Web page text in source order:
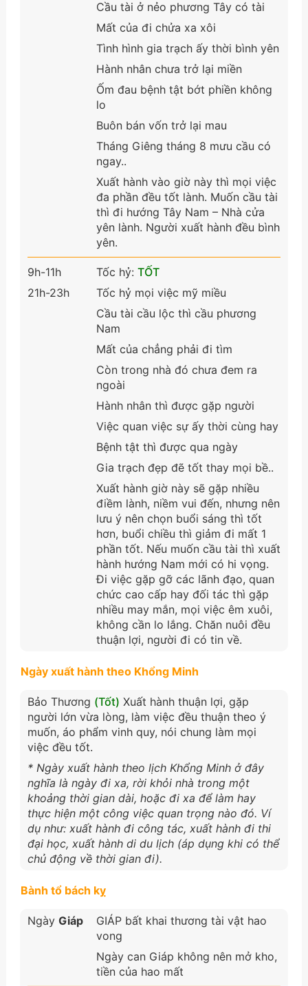
Cầu tài ở nẻo phương Tây có tài
Mất của đi chửa xa xôi
Tình hình gia trạch ấy thời bình yên
Hành nhân chưa trở lại miền
Ốm đau bệnh tật bớt phiền không
lo
Buôn bán vốn trở lại mau
Tháng Giêng tháng 8 mưu cầu có
ngay..
Xuất hành vào giờ này thì mọi việc
đa phần đều tốt lành. Muốn cầu tài
thì đi hướng Tây Nam – Nhà cửa
yên lành. Người xuất hành đều bình
yên.
9h-11h
21h-23h
Tốc hỷ: TỐT
Tốc hỷ mọi việc mỹ miều
Cầu tài cầu lộc thì cầu phương
Nam
Mất của chẳng phải đi tìm
Còn trong nhà đó chưa đem ra
ngoài
Hành nhân thì được gặp người
Việc quan việc sự ấy thời cùng hay
Bệnh tật thì được qua ngày
Gia trạch đẹp đẽ tốt thay mọi bề..
Xuất hành giờ này sẽ gặp nhiều
điềm lành, niềm vui đến, nhưng nên
lưu ý nên chọn buổi sáng thì tốt
hơn, buổi chiều thì giảm đi mất 1
phần tốt. Nếu muốn cầu tài thì xuất
hành hướng Nam mới có hi vọng.
Đi việc gặp gỡ các lãnh đạo, quan
chức cao cấp hay đối tác thì gặp
nhiều may mắn, mọi việc êm xuôi,
không cần lo lắng. Chăn nuôi đều
thuận lợi, người đi có tin về.
Ngày xuất hành theo Khổng Minh
Bảo Thương (Tốt) Xuất hành thuận lợi, gặp
người lớn vừa lòng, làm việc đều thuận theo ý
muốn, áo phẩm vinh quy, nói chung làm mọi
việc đều tốt.
* Ngày xuất hành theo lịch Khổng Minh ở đây
nghĩa là ngày đi xa, rời khỏi nhà trong một
khoảng thời gian dài, hoặc đi xa để làm hay
thực hiện một công việc quan trọng nào đó. Ví
dụ như: xuất hành đi công tác, xuất hành đi thi
đại học, xuất hành di du lịch (áp dụng khi có thể
chủ động về thời gian đi).
Bành tổ bách kỵ
Ngày Giáp
GIÁP bất khai thương tài vật hao
vong
Ngày can Giáp không nên mở kho,
tiền của hao mất